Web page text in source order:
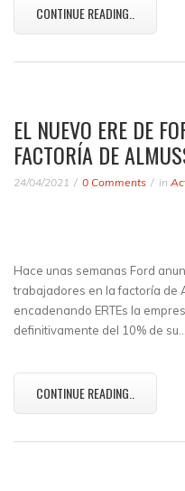
CONTINUE READING..
EL NUEVO ERE DE
FACTORÍA DE
24/04/2021 0 Comments in
Hace unas semanas Ford
trabajadores en la factoría de
encadenando ERTEs la
definitivamente del 10% de su…
CONTINUE READING..